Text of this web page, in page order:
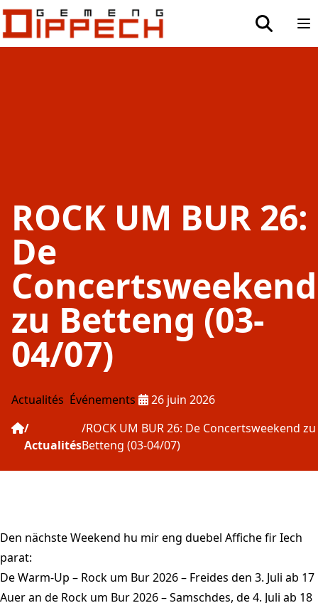
Aller au contenu principal
Aller à la recherche
toggle
ROCK UM BUR 26:
De
Concertsweekend
zu Betteng (03-
04/07)
Actualités Événements Publié le :
26 juin 2026
Actualités
ROCK UM BUR 26: De Concertsweekend zu
Betteng (03-04/07)
Den nächste Weekend hu mir eng duebel Affiche fir Iech
parat:
De Warm-Up – Rock um Bur 2026– Freides den 3. Juli ab 17
Auer an de Rock um Bur 2026– Samschdes, de 4. Juli ab 18